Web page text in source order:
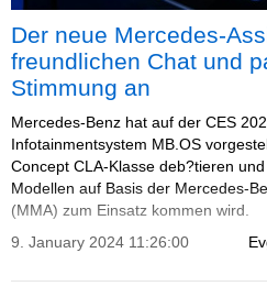
Der neue Mercedes-
freundlichen Chat und
Stimmung an
Mercedes-Benz hat auf der CES
Infotainmentsystem MB.OS
Concept CLA-Klasse deb?tieren
Modellen auf Basis der Mercedes-
(MMA) zum Einsatz kommen wird.
9. January 2024 11:26:00